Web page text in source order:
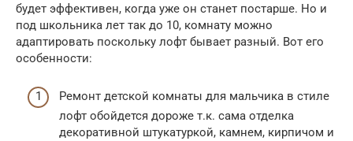
будет эффективен, когда уже он станет постарше. Но и
под школьника лет так до 10, комнату можно
адаптировать поскольку лофт бывает разный. Вот его
особенности:
Ремонт детской комнаты для мальчика в стиле
лофт обойдется дороже т.к. сама отделка
декоративной штукатуркой, камнем, кирпичом и